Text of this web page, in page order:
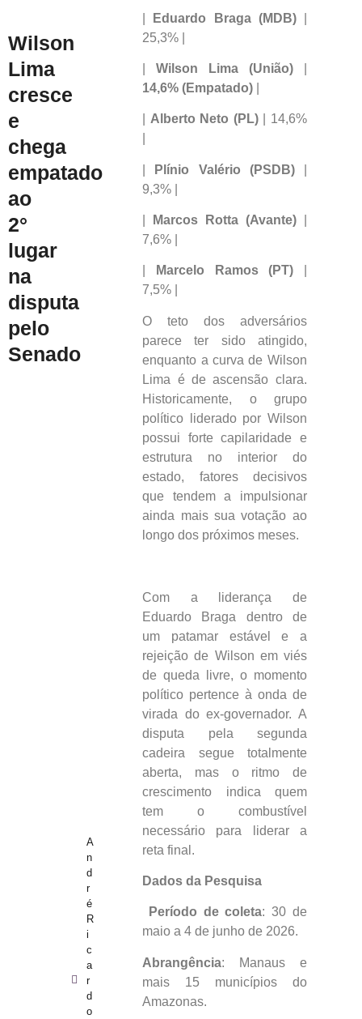
Wilson
Lima
cresce
e
chega
empatado
ao
2°
lugar
na
disputa
pelo
Senado
A
n
d
r
é
R
i
c
a
r
d
o
Eduardo Braga (MDB)|
25,3% |
|Wilson Lima (União)|
14,6% (Empatado)
Alberto Neto (PL)| 14,6%
Plínio Valério (PSDB)|
9,3% |
Marcos Rotta (Avante)|
7,6% |
Marcelo Ramos (PT)
7,5% |
O teto dos adversários
parece ter sido atingido,
enquanto a curva de Wilson
Lima é de ascensão clara.
Historicamente, o grupo
político liderado por Wilson
possui forte capilaridade e
estrutura no interior do
estado, fatores decisivos
que tendem a impulsionar
ainda mais sua votação ao
longo dos próximos meses.
Com a liderança de
Eduardo Braga dentro de
um patamar estável e a
rejeição de Wilson em viés
de queda livre, o momento
político pertence à onda de
virada do ex-governador. A
disputa pela segunda
cadeira segue totalmente
aberta, mas o ritmo de
crescimento indica quem
tem o combustível
necessário para liderar a
reta final.
Dados da Pesquisa
Período de coleta: 30 de
maio a 4 de junho de 2026.
Abrangência: Manaus e
mais 15 municípios do
Amazonas.